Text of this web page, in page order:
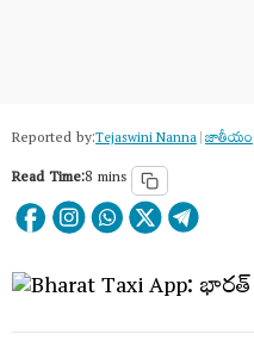
Reported by:Tejaswini Nanna|జాతీయం
Read Time:8 mins